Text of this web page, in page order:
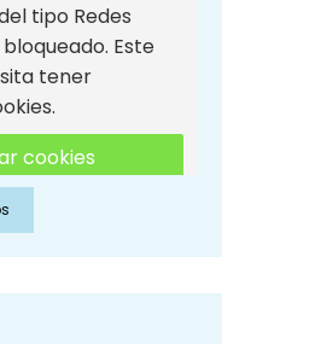
tipo Redes
Este
tener
cookies
de Redes